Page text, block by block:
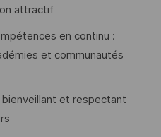
attractif
en continu :
et communautés
et respectant